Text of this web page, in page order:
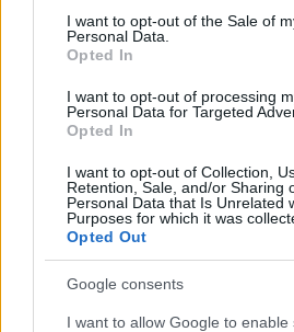
consent section.
I want to opt-out of the Sale of
Personal Data.
Opted In
I want to opt-out of processing
Personal Data for Targeted
Opted In
I want to opt-out of Collection,
Retention, Sale, and/or Sharing
Personal Data that Is Unrelated
Purposes for which it was
Opted Out
Google consents
I want to allow Google to enable
Viohalco: Αυξημένος κατά
εξάμηνο, στα 4,3 δισ. ευρώ
– Στα 446 εκατ. ευρώ τα
EBITDA
1
την